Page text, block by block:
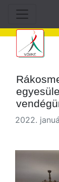
2022.